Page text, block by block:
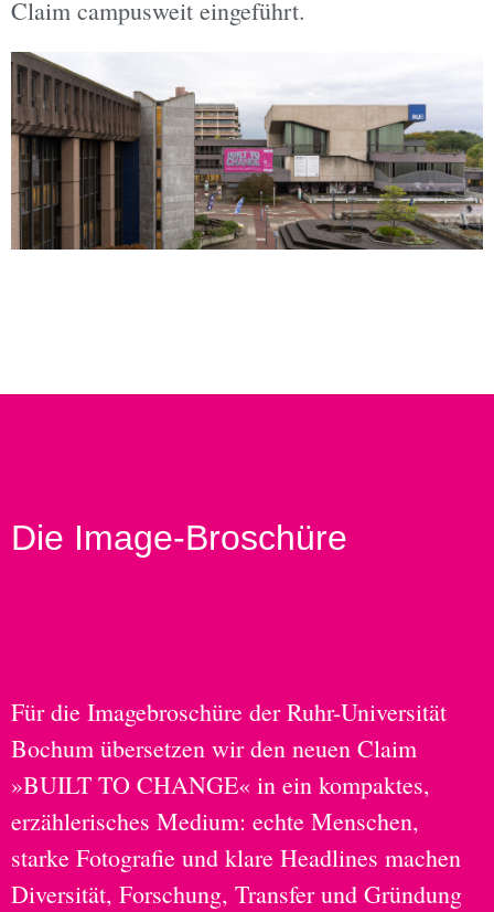
Claim campusweit eingeführt.
Die Image-Broschüre
Für die Imagebroschüre der Ruhr-Universität
Bochum übersetzen wir den neuen Claim
»BUILT TO CHANGE« in ein kompaktes,
erzählerisches Medium: echte Menschen,
starke Fotografie und klare Headlines machen
Diversität, Forschung, Transfer und Gründung